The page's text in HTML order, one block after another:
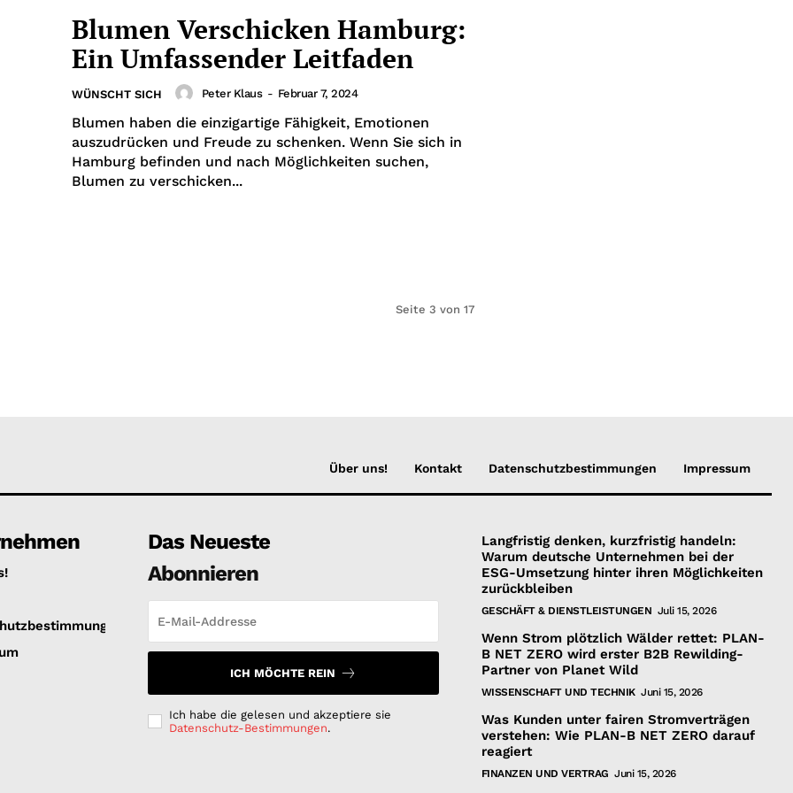
Blumen Verschicken Hamburg:
Ein Umfassender Leitfaden
WÜNSCHT SICH Peter Klaus - Februar 7, 2024
Blumen haben die einzigartige Fähigkeit, Emotionen
auszudrücken und Freude zu schenken. Wenn Sie sich in
Hamburg befinden und nach Möglichkeiten suchen,
Blumen zu verschicken...
Seite 3 von 17
Über uns! Kontakt Datenschutzbestimmungen Impressum
Das Neueste
Abonnieren
ICH MÖCHTE REIN
Ich habe die gelesen und akzeptiere sie
Datenschutz-Bestimmungen.
Langfristig denken, kurzfristig handeln:
Warum deutsche Unternehmen bei der
ESG-Umsetzung hinter ihren Möglichkeiten
zurückbleiben
GESCHÄFT & DIENSTLEISTUNGEN Juli 15, 2026
Wenn Strom plötzlich Wälder rettet: PLAN-
B NET ZERO wird erster B2B Rewilding-
Partner von Planet Wild
WISSENSCHAFT UND TECHNIK Juni 15, 2026
Was Kunden unter fairen Stromverträgen
verstehen: Wie PLAN-B NET ZERO darauf
reagiert
FINANZEN UND VERTRAG Juni 15, 2026